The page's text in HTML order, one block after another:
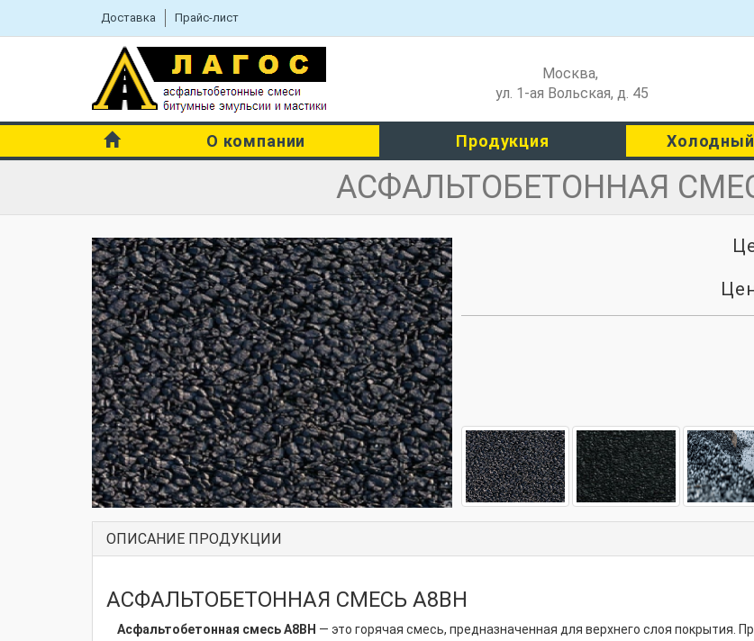
Доставка Прайс-лист
Москва,
ул. 1-ая Вольская, д. 45
О компании Продукция
АСФАЛЬТОБЕТОННАЯ
ОПИСАНИЕ ПРОДУКЦИИ
АСФАЛЬТОБЕТОННАЯ СМЕСЬ А8ВН
Асфальтобетонная смесь А8ВН — это горячая смесь, предназначенная для верхнего слоя покрытия.